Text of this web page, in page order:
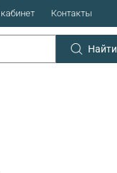
Контакты
Найти